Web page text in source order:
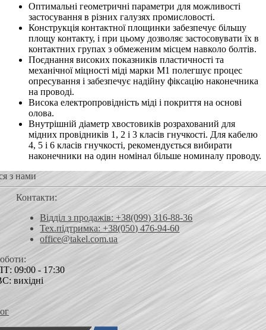
Оптимальні геометричні параметри для можливості
застосування в різних галузях промисловості.
Конструкція контактної площинки забезпечує більшу
площу контакту, і при цьому дозволяє застосовувати їх в
контактних групах з обмеженим місцем навколо болтів.
Поєднання високих показників пластичності та
механічної міцності міді марки М1 полегшує процес
опресування і забезпечує надійну фіксацію наконечника
на проводі.
Висока електропровідність міді і покриття на основі
олова.
Внутрішній діаметр хвостовиків розрахований для
мідних провідників 1, 2 і 3 класів гнучкості. Для кабелю
4, 5 і 6 класів гнучкості, рекомендується вибирати
наконечники на один номінал більше номиналу проводу.
з нами
Контакти:
Відділ з продажів: +38(099) 316-88-36
Тех.підтримка: +38(050) 476-94-60
office@takel.com.ua
09:00 - 17:30
вихідні